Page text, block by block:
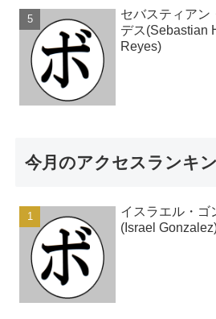
セバスティアン
デス(Sebastian
Reyes)
今月のアクセスランキ
イスラエル・ゴ
(Israel